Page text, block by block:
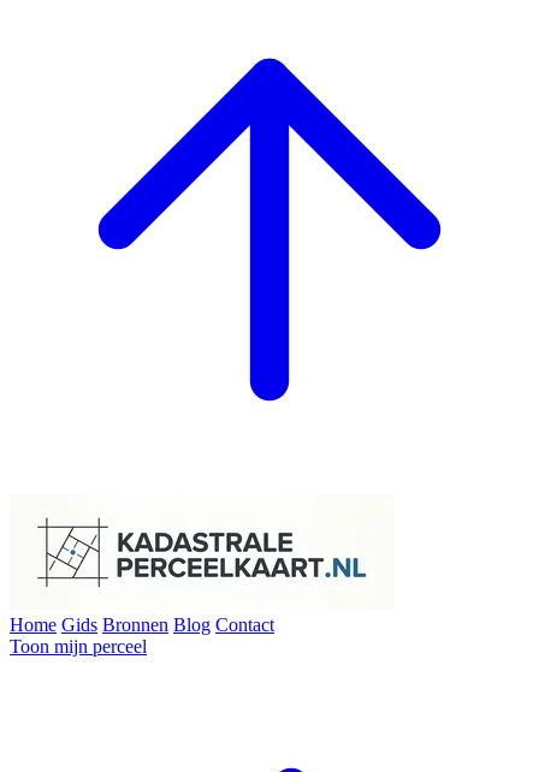
Home Gids Bronnen Blog Contact
Toon mijn perceel